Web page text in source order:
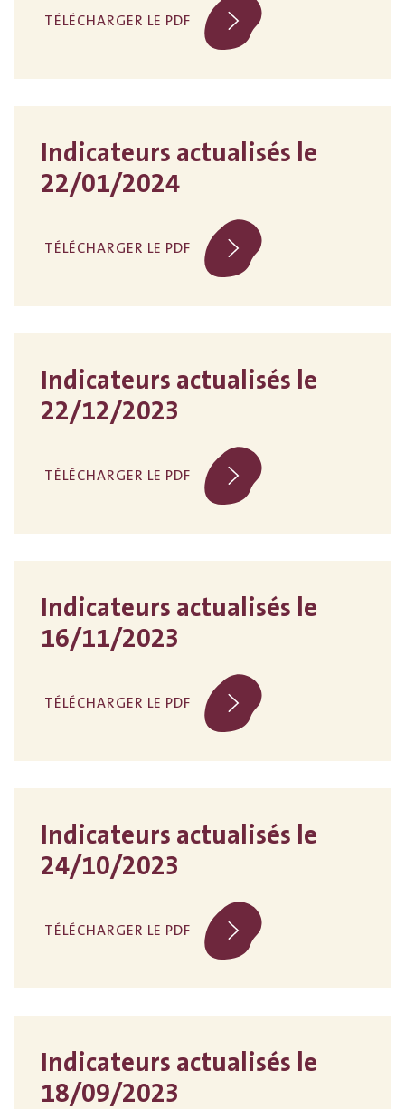
TÉLÉCHARGER LE PDF
Indicateurs actualisés le
22/01/2024
TÉLÉCHARGER LE PDF
Indicateurs actualisés le
22/12/2023
TÉLÉCHARGER LE PDF
Indicateurs actualisés le
16/11/2023
TÉLÉCHARGER LE PDF
Indicateurs actualisés le
24/10/2023
TÉLÉCHARGER LE PDF
Indicateurs actualisés le
18/09/2023